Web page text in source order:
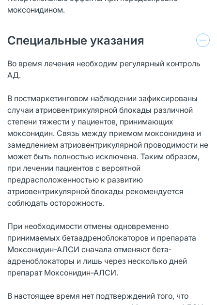
моксонидином.
Специальные указания
Во время лечения необходим регулярный контроль
АД.
В постмаркетинговом наблюдении зафиксированы
случаи атриовентрикулярной блокады различной
степени тяжести у пациентов, принимающих
моксонидин. Связь между приемом моксонидина и
замедлением атриовентрикулярной проводимости не
может быть полностью исключена. Таким образом,
при лечении пациентов с вероятной
предрасположенностью к развитию
атриовентрикулярной блокады рекомендуется
соблюдать осторожность.
При необходимости отмены одновременно
принимаемых бета­адреноблокаторов и препарата
Моксонидин-АЛСИ сначала отменяют бета­
адреноблокаторы и лишь через несколько дней
препарат Моксонидин-АЛСИ.
В настоящее время нет подтверждений того, что